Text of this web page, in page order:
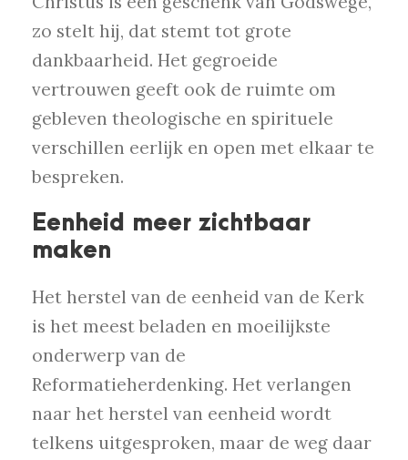
zo stelt hij, dat stemt tot grote
dankbaarheid. Het gegroeide
vertrouwen geeft ook de ruimte om
gebleven theologische en spirituele
verschillen eerlijk en open met elkaar te
bespreken.
Eenheid meer zichtbaar
maken
Het herstel van de eenheid van de Kerk
is het meest beladen en moeilijkste
onderwerp van de
Reformatieherdenking. Het verlangen
naar het herstel van eenheid wordt
telkens uitgesproken, maar de weg daar